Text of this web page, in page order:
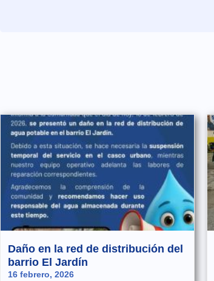
Daño en la red de distribución del
barrio El Jardín
16 febrero, 2026